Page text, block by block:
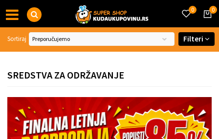
0
0
SREDSTVA ZA ODRŽAVANJE
Sortiraj Filteri